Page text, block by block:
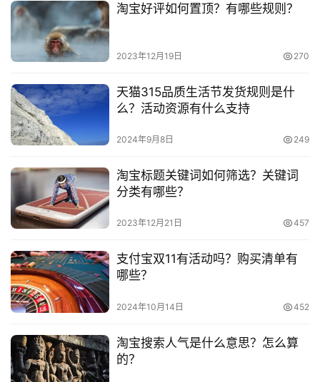
淘宝好评如何置顶？有哪些规则？
2023年12月19日 270
天猫315品质生活节发货规则是什
么？活动资源有什么支持
2024年9月8日 249
淘宝标题关键词如何筛选？关键词
分类有哪些？
2023年12月21日 457
支付宝双11有活动吗？购买清单有
哪些？
2024年10月14日 452
淘宝搜索人气是什么意思？怎么算
的？